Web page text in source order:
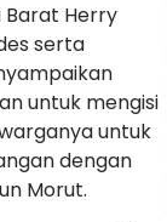
Barat Herry
serta
untuk mengisi
untuk
dengan
Morut.